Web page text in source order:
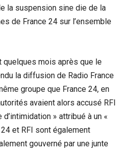
la suspension sine die de la
de France 24 sur l’ensemble
mois après que le
la diffusion de Radio France
groupe que France 24, en
avaient alors accusé RFI
» attribué à un «
et RFI sont également
gouverné par une junte